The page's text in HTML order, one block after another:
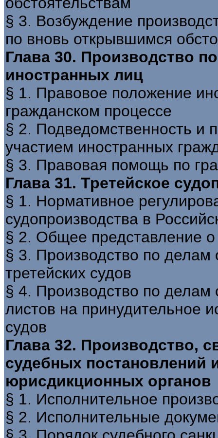
§ 3. Возбуждение
по вновь открывшимся
Глава 30. Производство
иностранных лиц
§ 1. Правовое положение
гражданском процессе
§ 2. Подведомственность и
участием иностранных
§ 3. Правовая помощь по
Глава 31. Третейское
§ 1. Нормативное
судопроизводства в
§ 2. Общее представление о
§ 3. Производство по
третейских судов
§ 4. Производство по
листов на принудительное
судов
Глава 32. Производство,
судебных постановлений
юрисдикционных органов
§ 1. Исполнительное
§ 2. Исполнительные